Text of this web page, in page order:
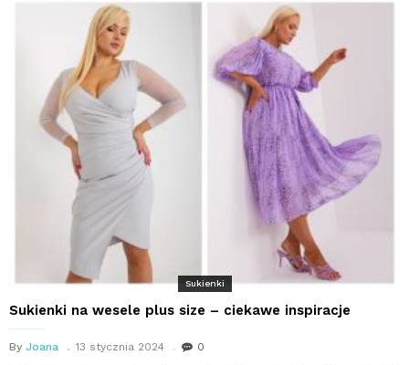
Sukienki
Sukienki na wesele plus size – ciekawe inspiracje
By Joana 13 stycznia 2024 0